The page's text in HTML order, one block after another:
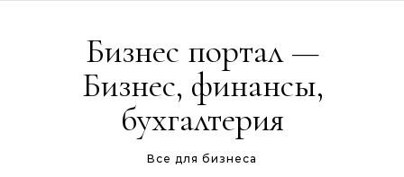
Бизнес портал —
Бизнес, финансы,
бухгалтерия
Все для бизнеса